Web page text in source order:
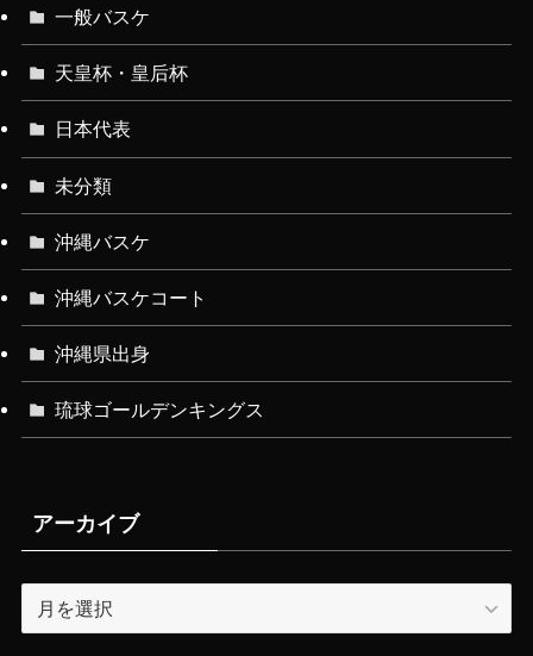
一般バスケ
天皇杯・皇后杯
日本代表
未分類
沖縄バスケ
沖縄バスケコート
沖縄県出身
琉球ゴールデンキングス
アーカイブ